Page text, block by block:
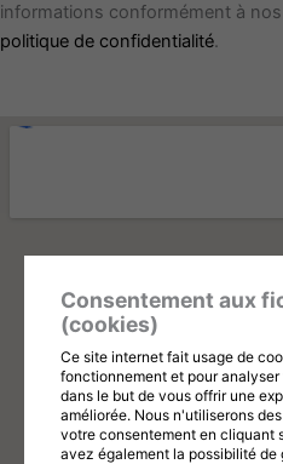
informations conformément à nos
politique de confidentialité.
Consentement aux
(cookies)
Ce site internet fait usage de
fonctionnement et pour
dans le but de vous offrir une
améliorée. Nous n'utiliserons
votre consentement en cliquant
avez également la possibilité de